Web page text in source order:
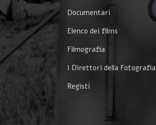
Documentari
Elenco dei films
Filmografia
I Direttori della Fotografia
Registi